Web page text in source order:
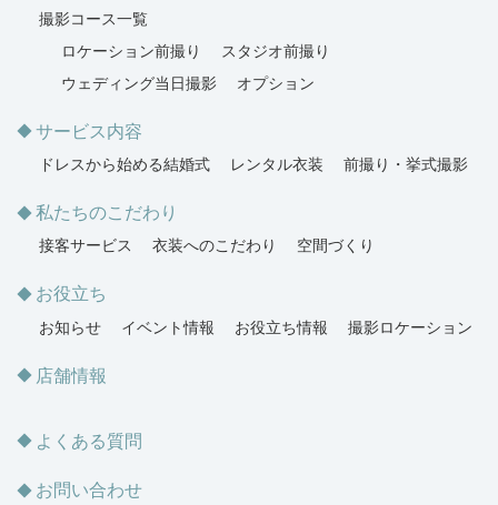
撮影コース一覧
ロケーション前撮り
スタジオ前撮り
ウェディング当日撮影
オプション
サービス内容
ドレスから始める結婚式 レンタル衣装 前撮り・挙式撮影
私たちのこだわり
接客サービス 衣装へのこだわり 空間づくり
お役立ち
お知らせ イベント情報 お役立ち情報 撮影ロケーション
店舗情報
よくある質問
お問い合わせ